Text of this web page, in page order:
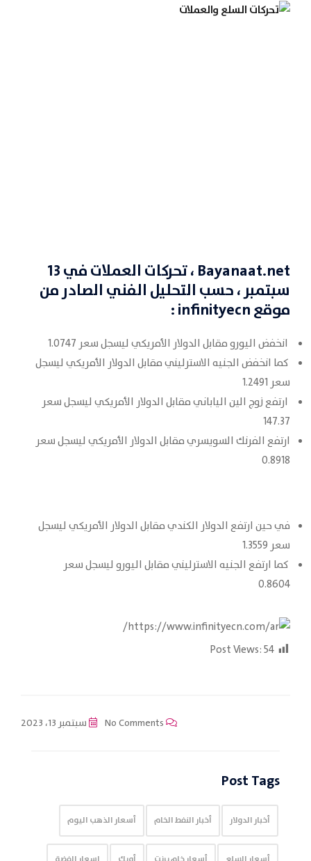
Bayanaat.net ، تحركات العملات في 13
سبتمبر، حسب التحليل الفني الصادر من
موقعinfinityecn
:
انخفض اليورو مقابل الدولار الأمريكي ليسجل سعر 1.0747
كما انخفض الجنيه الاسترليني مقابل الدولار الأمريكي ليسجل
سعر 1.2491
ارتفع زوج الين الياباني مقابل الدولار الأمريكي ليسجل سعر
147.37
ارتفع الفرنك السويسري مقابل الدولار الأمريكي ليسجل سعر
0.8918
في حين ارتفع الدولار الكندي مقابل الدولار الأمريكي ليسجل
سعر 1.3559
كما ارتفع الجنيه الاسترليني مقابل اليورو ليسجل سعر
0.8604
Post Views:54
سبتمبر 13، 2023
Post Tags
أخبار الدولار أخبار النفط الخام أسعار الذهب اليوم